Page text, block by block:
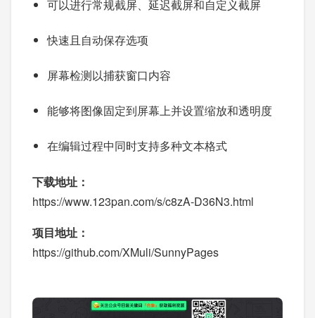
可以进行常规截屏、延迟截屏和自定义截屏
快速且自动保存选项
屏幕检测以捕获窗口内容
能够将图像固定到屏幕上并设置缩放和透明度
在编辑过程中同时支持多种文本格式
下载地址：
https://www.123pan.com/s/c8zA-D36N3.html
项目地址：
https://github.com/XMuli/SunnyPages